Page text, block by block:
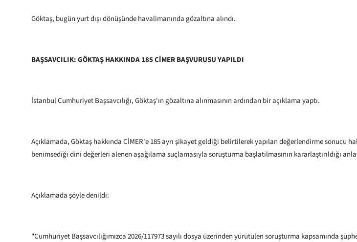
Göktaş, bugün yurt dışı dönüşünde havalimanında gözaltına alındı.
BAŞSAVCILIK: GÖKTAŞ HAKKINDA 185 CİMER BAŞVURUSU YAPILDI
İstanbul Cumhuriyet Başsavcılığı, Göktaş'ın gözaltına alınmasının ardından bir açıklama yaptı.
Açıklamada, Göktaş hakkında CİMER'e 185 ayrı şikayet geldiği belirtilerek yapılan değerlendirme sonucu
benimsediği dini değerleri alenen aşağılama suçlamasıyla soruşturma başlatılmasının kararlaştırıldığı
Açıklamada şöyle denildi:
"Cumhuriyet Başsavcılığımızca 2026/117973 sayılı dosya üzerinden yürütülen soruşturma kapsamında